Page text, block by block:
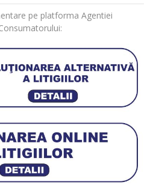
pe platforma Agentiei